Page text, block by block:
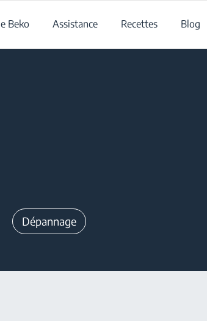
Beko Assistance Recettes Blog
Dépannage